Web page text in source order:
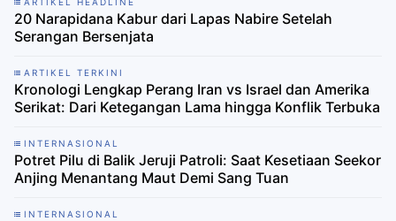
20 Narapidana Kabur dari Lapas Nabire Setelah
Serangan Bersenjata
ARTIKEL TERKINI
Kronologi Lengkap Perang Iran vs Israel dan Amerika
Serikat: Dari Ketegangan Lama hingga Konflik Terbuka
INTERNASIONAL
Potret Pilu di Balik Jeruji Patroli: Saat Kesetiaan Seekor
Anjing Menantang Maut Demi Sang Tuan
INTERNASIONAL